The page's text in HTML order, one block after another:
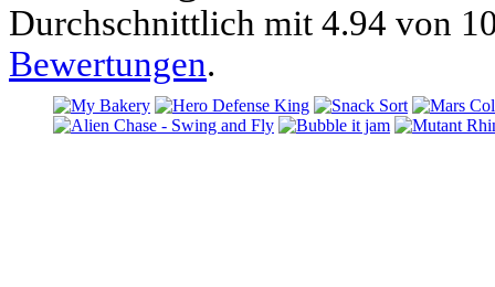
Durchschnittlich mit 4.94 von
Bewertungen.